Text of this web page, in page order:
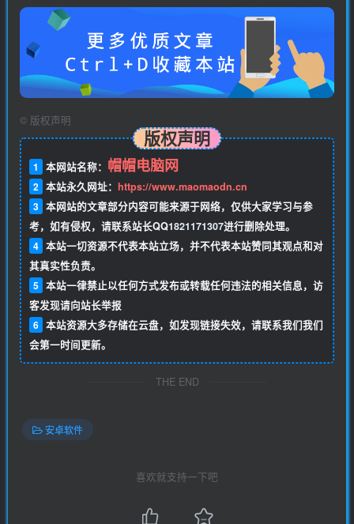
© 版权声明
版权声明
1 本网站名称： 帽帽电脑网
2 本站永久网址： https://www.maomaodn.cn
3 本网站的文章部分内容可能来源于网络，仅供大家学习与参
考，如有侵权，请联系站长QQ1821171307进行删除处理。
4 本站一切资源不代表本站立场，并不代表本站赞同其观点和对
其真实性负责。
5 本站一律禁止以任何方式发布或转载任何违法的相关信息，访
客发现请向站长举报
6 本站资源大多存储在云盘，如发现链接失效，请联系我们我们
会第一时间更新。
THE END
安卓软件
喜欢就支持一下吧